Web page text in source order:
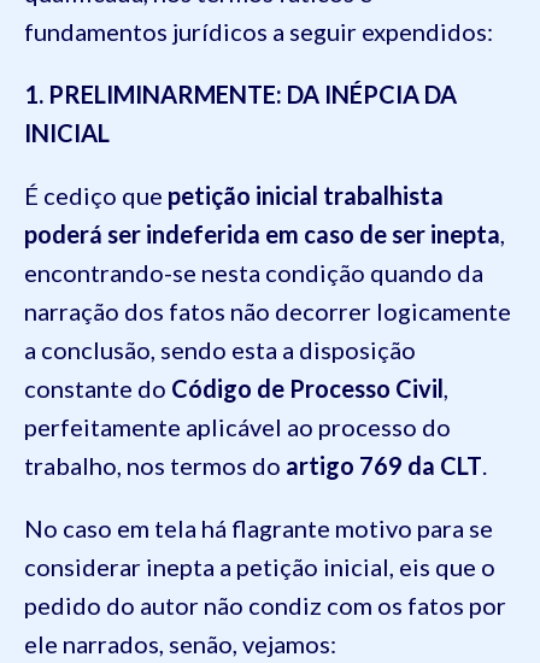
fundamentos jurídicos a seguir expendidos:
1. PRELIMINARMENTE: DA INÉPCIA DA
INICIAL
É cediço que petição inicial trabalhista
poderá ser indeferida em caso de ser inepta
encontrando-se nesta condição quando da
narração dos fatos não decorrer logicamente
a conclusão, sendo esta a disposição
constante do Código de Processo Civil
perfeitamente aplicável ao processo do
trabalho, nos termos do artigo 769 da CLT
No caso em tela há flagrante motivo para se
considerar inepta a petição inicial, eis que o
pedido do autor não condiz com os fatos por
ele narrados, senão, vejamos: